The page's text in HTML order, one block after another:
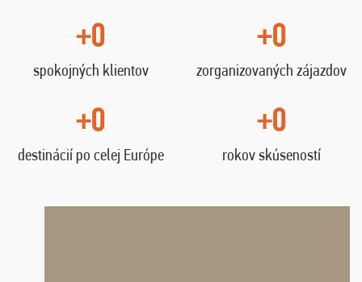
+0
spokojných klientov
+0
zorganizovaných zájazdov
+0
destinácií po celej Európe
+0
rokov skúseností